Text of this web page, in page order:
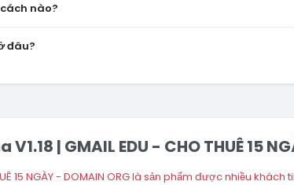
nào?
đâu?
| GMAIL EDU - CHO THUÊ 15
15 NGÀY - DOMAIN ORG là sản phẩm được nhiều khách